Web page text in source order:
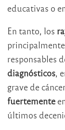
educativas o
En tanto, los
responsables
diagnósticos,
grave de
fuertemente
últimos